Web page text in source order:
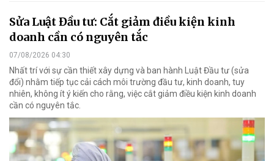
Sửa Luật Đầu tư: Cắt giảm điều kiện kinh
doanh cần có nguyên tắc
07/08/2026 04:30
Nhất trí với sự cần thiết xây dựng và ban hành Luật Đầu tư (sửa
đổi) nhằm tiếp tục cải cách môi trường đầu tư, kinh doanh, tuy
nhiên, không ít ý kiến cho rằng, việc cắt giảm điều kiện kinh doanh
cần có nguyên tắc.